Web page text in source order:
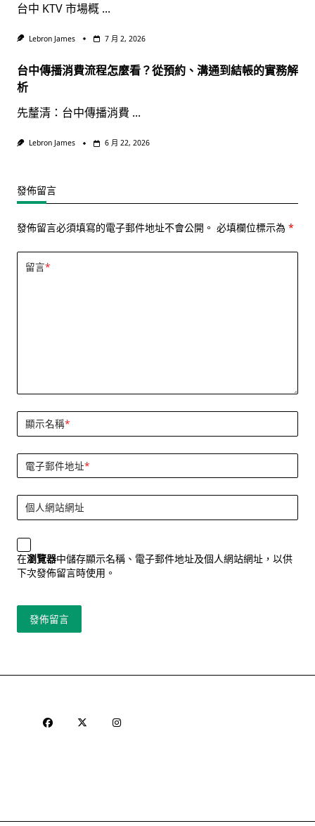
台中 KTV 市場概 ...
Lebron James 7 月 2, 2026
台中傳播消費流程怎麼看？從預約、溝通到結帳的實務解
析
先釐清：台中傳播消費 ...
Lebron James 6 月 22, 2026
發佈留言
發佈留言必須填寫的電子郵件地址不會公開。 必填欄位標示為 *
留言*
顯示名稱*
電子郵件地址*
個人網站網址
在瀏覽器中儲存顯示名稱、電子郵件地址及個人網站網址，以供
下次發佈留言時使用。